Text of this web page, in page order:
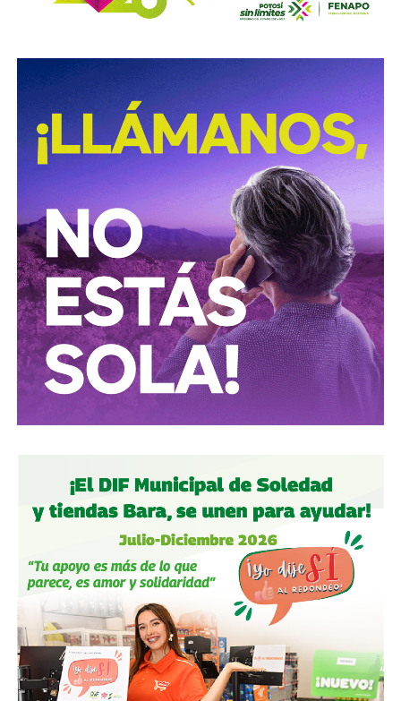
compartieron videos, que criticaron al
conductores hacia peatones
(como si eso no fuera pan
de cada día), ¿por qué no acompañaron sus post con un
“circule con cuidado”, “cumpla con lo establecido”,
“respete al peatón”?
A mis colegas de los medios: falta para el 2027, no
empecemos desde ya a
querer caerle mejor al que
todavía no saben si va a seguir en el poder, hagamos
periodismo útil, no crítica en busca de likes.
Conductores:respeten al peatón.Peatones:no usen el
móvil mientras cruzan las calles, ni intenten ganarle al
semáforo.Ciclistas:
hay solo 3 ciclovías, pero usémoslas
correctamente.
Autoridades:hagan su trabajo, pero háganlo bien, y no
descuiden lo que hicieron antes por centrarse solo en
obras nuevas.
personas se sientan más seguras entrando a un parque
bajo su cuidado, para evitar accidentes en una calle, de una
ciudad que también es parte del estado.
Gobierno municipal:no se apresuren por hacer cosas
solo de cara a la contienda electoral, échenle ganas y
háganlas bien, respeten los tiempos, informen
oportunamente a los usuarios de las vialidades.
Ya aprovechando, revisen las señales de tránsito de la
zona, que necesitan mantenimiento, y luego dense una